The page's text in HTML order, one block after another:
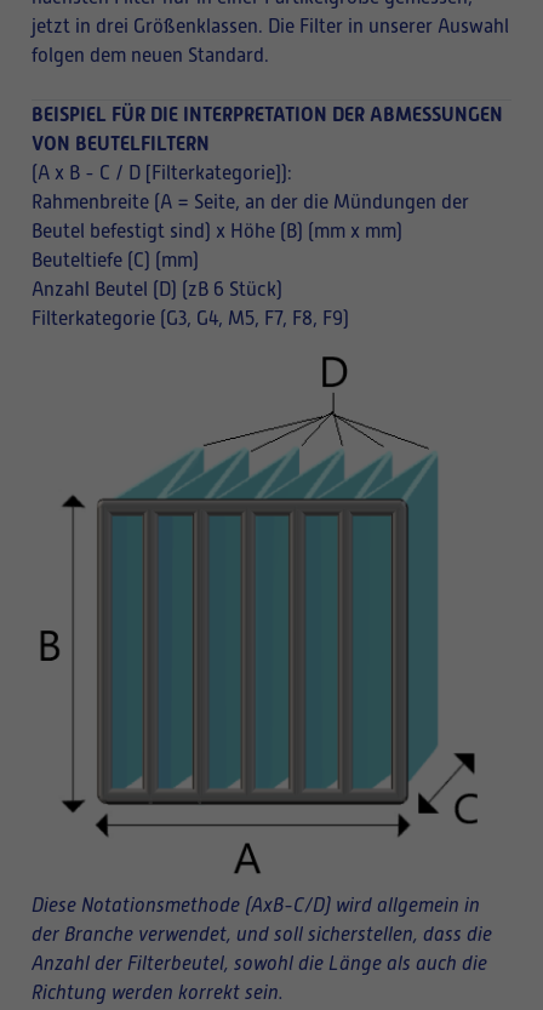
jetzt in drei Größenklassen. Die Filter in unserer Auswahl
folgen dem neuen Standard.
BEISPIEL FÜR DIE INTERPRETATION DER ABMESSUNGEN
VON BEUTELFILTERN
(A x B - C / D [Filterkategorie]):
Rahmenbreite (A = Seite, an der die Mündungen der
Beutel befestigt sind) x Höhe (B) (mm x mm)
Beuteltiefe (C) (mm)
Anzahl Beutel (D) (zB 6 Stück)
Filterkategorie (G3, G4, M5, F7, F8, F9)
Diese Notationsmethode (AxB-C/D) wird allgemein in
der Branche verwendet, und soll sicherstellen, dass die
Anzahl der Filterbeutel, sowohl die Länge als auch die
Richtung werden korrekt sein.